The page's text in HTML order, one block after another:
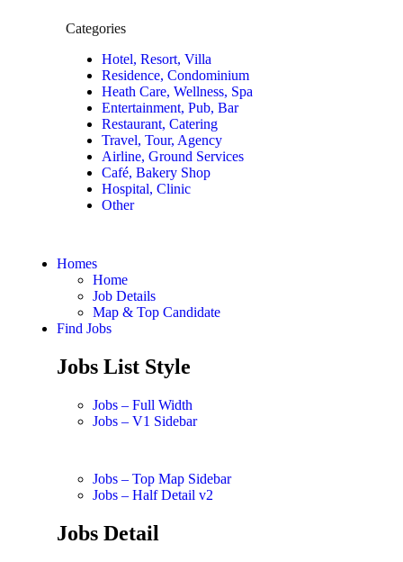
Categories
Hotel, Resort, Villa
Residence, Condominium
Heath Care, Wellness, Spa
Entertainment, Pub, Bar
Restaurant, Catering
Travel, Tour, Agency
Airline, Ground Services
Café, Bakery Shop
Hospital, Clinic
Other
Homes
Home
Job Details
Map & Top Candidate
Find Jobs
Jobs List Style
Jobs – Full Width
Jobs – V1 Sidebar
Jobs – Top Map Sidebar
Jobs – Half Detail v2
Jobs Detail